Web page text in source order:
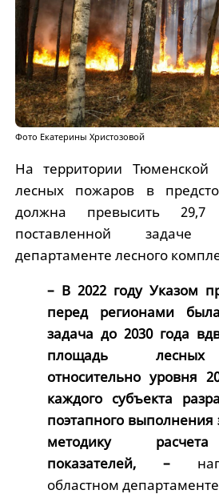
Фото Екатерины Христозовой
На территории Тюменской
лесных пожаров в
должна превысить
поставленной
департаменте лесного
– В 2022 году Указом
перед регионами
задача до 2030 года
площадь
относительно уровня
каждого субъекта
поэтапного выполнения
методику
показателей, –
областном